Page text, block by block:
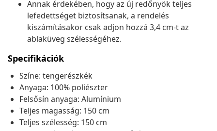
Annak érdekében, hogy az új redőnyök teljes
lefedettséget biztosítsanak, a rendelés
kiszámításakor csak adjon hozzá 3,4 cm-t az
ablaküveg szélességéhez.
Specifikációk
Színe: tengerészkék
Anyaga: 100% poliészter
Felsősín anyaga: Alumínium
Teljes magasság: 150 cm
Teljes szélesség: 150 cm